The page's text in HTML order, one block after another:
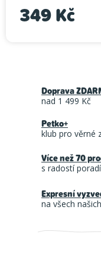
349 Kč
Doprava
nad 1 499 Kč
Petko+
klub pro věrné
Více než 70
s radostí
Expresní
na všech